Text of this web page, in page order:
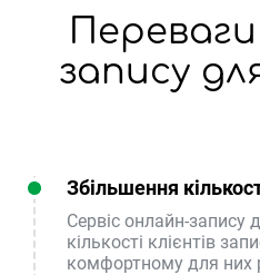
запису
Збільшення
Сервіс онлайн-запису
кількості клієнтів
комфортному для них